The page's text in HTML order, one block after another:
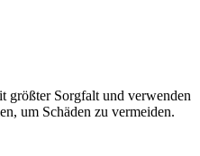
größter Sorgfalt und verwenden
um Schäden zu vermeiden.